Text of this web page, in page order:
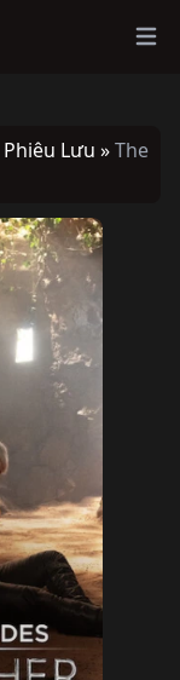
Phiêu Lưu »The